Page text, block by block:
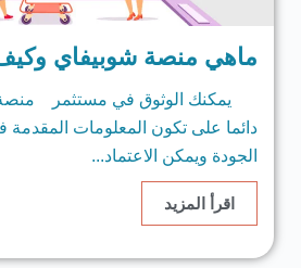
ماهي منصة شوبيفاي
يمكنك الوثوق في مستثمر
دائما على تكون المعلومات المقدمة
الجودة ويمكن الاعتماد...
اقرأ المزيد